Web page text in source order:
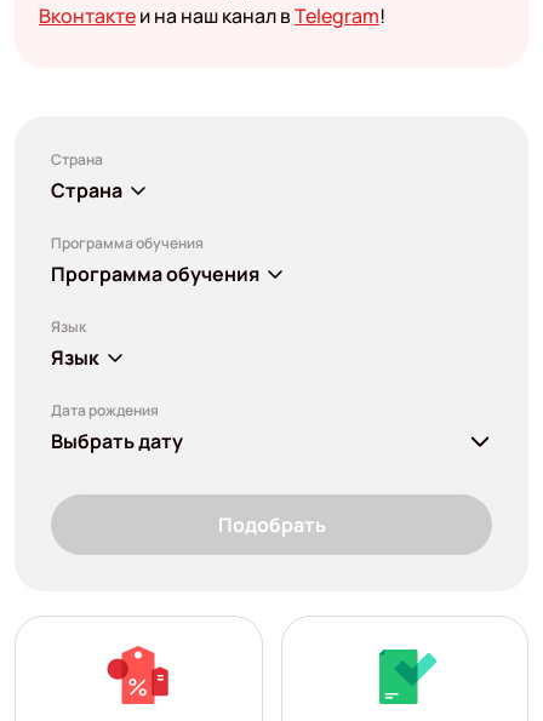
Вконтактеи на наш канал вTelegram!
Страна
Страна
Программа обучения
Программа обучения
Язык
Язык
Дата рождения
Выбрать дату
Подобрать